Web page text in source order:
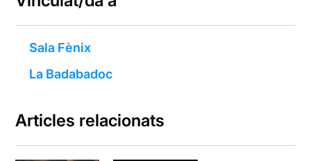
Sala Fènix
La Badabadoc
Articles relacionats